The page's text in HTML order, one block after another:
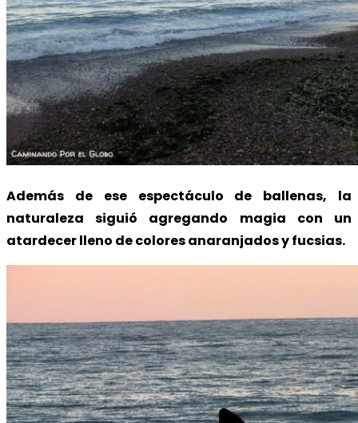
Además de ese espectáculo de ballenas, la
naturaleza siguió agregando magia con un
atardecer lleno de colores anaranjados y fucsias.